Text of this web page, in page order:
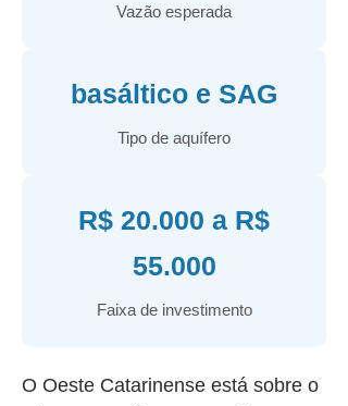
Vazão esperada
basáltico e SAG
Tipo de aquífero
R$ 20.000 a R$
55.000
Faixa de investimento
O Oeste Catarinense está sobre o